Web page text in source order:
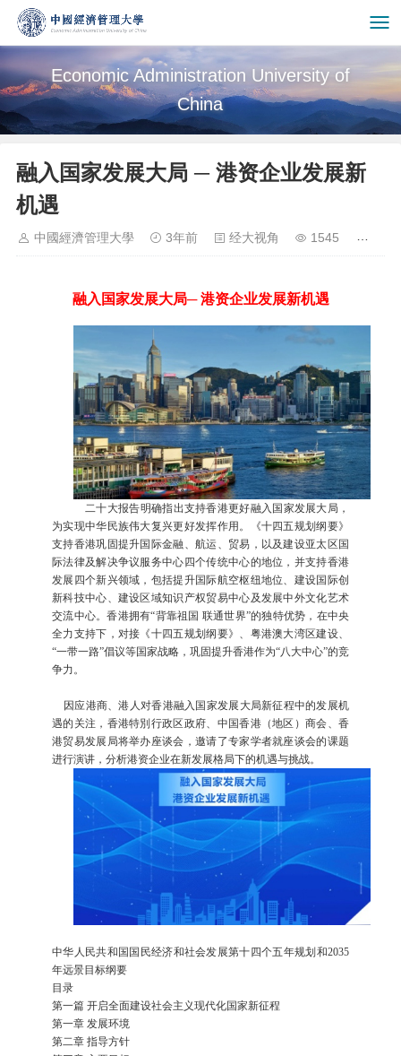
Economic Administration University of
China
融入国家发展大局 ─ 港资企业发展新
机遇
中國經濟管理大學 3年前 经大视角 1545
融入国家发展大局─ 港资企业发展新机遇
二十大报告明确指出支持香港更好融入国家发展大局，
为实现中华民族伟大复兴更好发挥作用。《十四五规划纲要》
支持香港巩固提升国际金融、航运、贸易，以及建设亚太区国
际法律及解决争议服务中心四个传统中心的地位，并支持香港
发展四个新兴领域，包括提升国际航空枢纽地位、建设国际创
新科技中心、建设区域知识产权贸易中心及发展中外文化艺术
交流中心。香港拥有“背靠祖国 联通世界”的独特优势，在中央
全力支持下，对接《十四五规划纲要》、粤港澳大湾区建设、
“一带一路”倡议等国家战略，巩固提升香港作为“八大中心”的竞
争力。
因应港商、港人对香港融入国家发展大局新征程中的发展机
遇的关注，香港特別行政区政府、中国香港（地区）商会、香
港贸易发展局将举办座谈会，邀请了专家学者就座谈会的课题
进行演讲，分析港资企业在新发展格局下的机遇与挑战。
中华人民共和国国民经济和社会发展第十四个五年规划和2035
年远景目标纲要
目录
第一篇 开启全面建设社会主义现代化国家新征程
第一章 发展环境
第二章 指导方针